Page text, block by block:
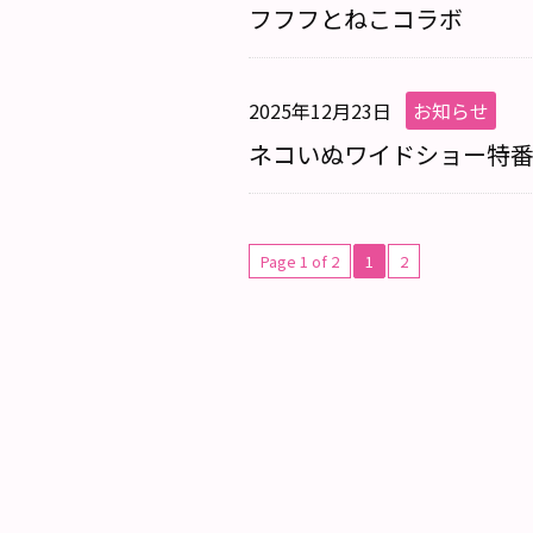
フフフとねこコラボ
2025年12月23日 お知らせ
ネコいぬワイドショー特
Page 1 of 2 1 2